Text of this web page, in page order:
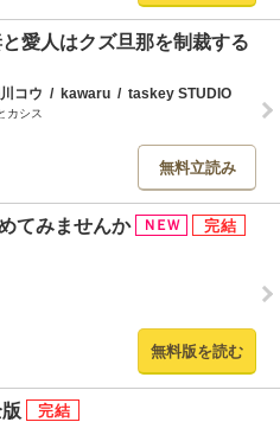
愛人はクズ旦那を制裁する
コウ / kawaru / taskey STUDIO
カシス
無料立読み
てみませんか
無料版を読む